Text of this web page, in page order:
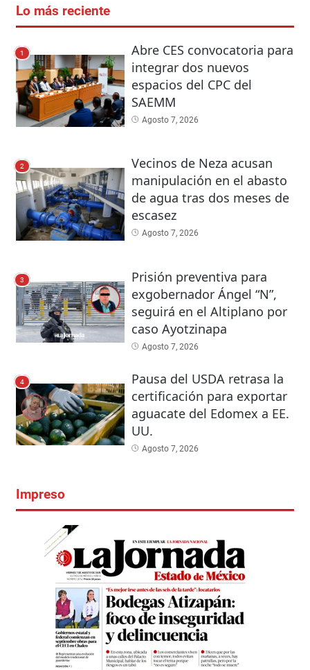
Lo más reciente
1
Abre CES convocatoria para
integrar dos nuevos
espacios del CPC del
SAEMM
Agosto 7, 2026
2
Vecinos de Neza acusan
manipulación en el abasto
de agua tras dos meses de
escasez
Agosto 7, 2026
3
Prisión preventiva para
exgobernador Ángel “N”,
seguirá en el Altiplano por
caso Ayotzinapa
Agosto 7, 2026
4
Pausa del USDA retrasa la
certificación para exportar
aguacate del Edomex a EE.
UU.
Agosto 7, 2026
Impreso